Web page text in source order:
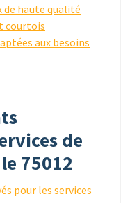
haute qualité
courtois
aux besoins
de
75012
pour les services